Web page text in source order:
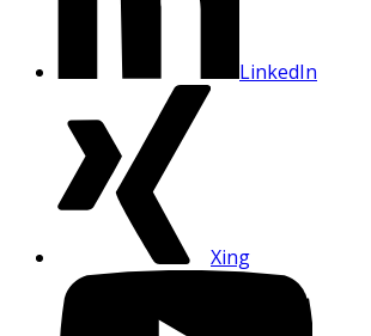
LinkedIn
Xing